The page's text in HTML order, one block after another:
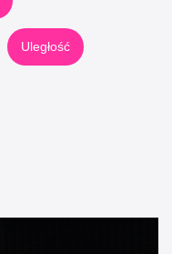
Uległość